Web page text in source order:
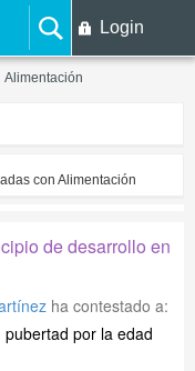
Login
Alimentación
con Alimentación
de desarrollo en
ha contestado a:
por la edad